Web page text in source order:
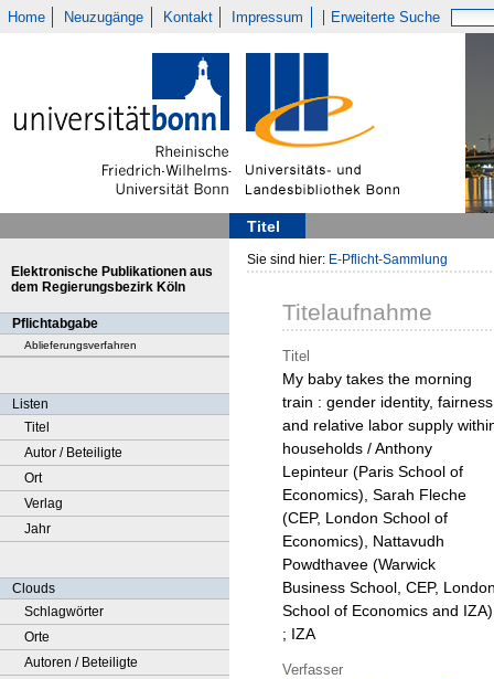
Home Neuzugänge Kontakt Impressum Erweiterte Suche
Titel
Elektronische Publikationen aus
dem Regierungsbezirk Köln
Pflichtabgabe
Ablieferungsverfahren
Listen
Titel
Autor / Beteiligte
Ort
Verlag
Jahr
Clouds
Schlagwörter
Orte
Autoren / Beteiligte
Sie sind hier: E-Pflicht-Sammlung
Titelaufnahme
Titel
My baby takes the morning
train : gender identity,
and relative labor supply
households / Anthony
Lepinteur (Paris School of
Economics), Sarah Fleche
(CEP, London School of
Economics), Nattavudh
Powdthavee (Warwick
Business School, CEP,
School of Economics and IZA)
; IZA
Verfasser